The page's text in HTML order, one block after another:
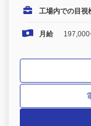
工場内での目視
月給